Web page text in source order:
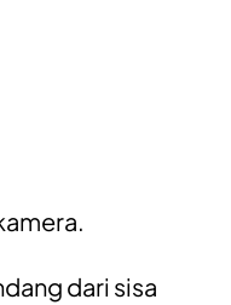
dari sisa